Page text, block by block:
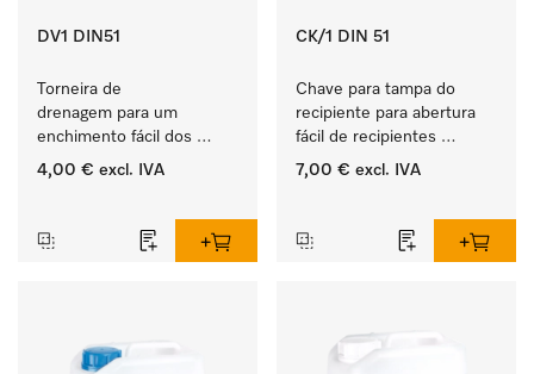
DV1 DIN51
Torneira de
drenagem para um
enchimento fácil dos
produtos líquidos ProCare.
4,00 € excl. IVA
CK/1 DIN 51
Chave para tampa do
recipiente para abertura
fácil de recipientes
ProCare de 5, 10 e 20 l.
7,00 € excl. IVA